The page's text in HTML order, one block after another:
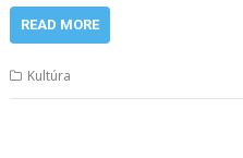
READ MORE
Kultúra